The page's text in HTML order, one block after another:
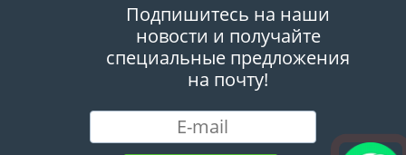
Подпишитесь на наши
новости и получайте
специальные предложения
на почту!